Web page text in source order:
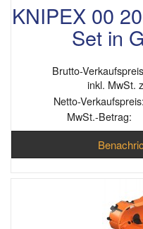
KNIPEX 00
Set in
Brutto-
inkl. MwSt.
Netto-Verkaufspreis:
MwSt.-Betrag: